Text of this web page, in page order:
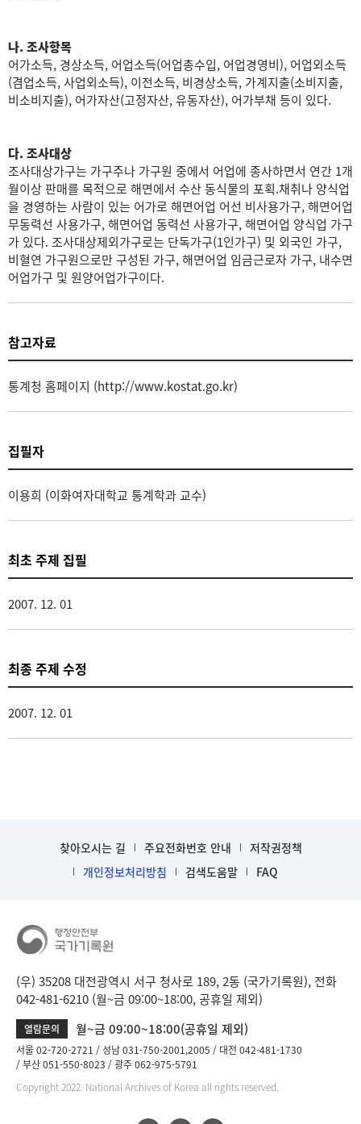
나. 조사항목
어가소득, 경상소득, 어업소득(어업총수입, 어업경영비), 어업외소득
(겸업소득, 사업외소득), 이전소득, 비경상소득, 가계지출(소비지출,
비소비지출), 어가자산(고정자산, 유동자산), 어가부채 등이 있다.
다. 조사대상
조사대상가구는 가구주나 가구원 중에서 어업에 종사하면서 연간 1개
월이상 판매를 목적으로 해면에서 수산 동식물의 포획.채취나 양식업
을 경영하는 사람이 있는 어가로 해면어업 어선 비사용가구, 해면어업
무동력선 사용가구, 해면어업 동력선 사용가구, 해면어업 양식업 가구
가 있다. 조사대상제외가구로는 단독가구(1인가구) 및 외국인 가구,
비혈연 가구원으로만 구성된 가구, 해면어업 임금근로자 가구, 내수면
어업가구 및 원양어업가구이다.
참고자료
통계청 홈페이지 (http://www.kostat.go.kr)
집필자
이용희 (이화여자대학교 통계학과 교수)
최초 주제 집필
2007. 12. 01
최종 주제 수정
2007. 12. 01
찾아오시는 길 주요전화번호 안내
저작권정책
개인정보처리방침
검색도움말 FAQ
(우) 35208 대전광역시 서구 청사로 189, 2동 (국가기록원), 전화
042-481-6210 (월~금 09:00~18:00, 공휴일 제외)
열람문의 월~금 09:00~18:00(공휴일 제외)
서울 02-720-2721 성남 031-750-2001,2005
대전 042-481-1730
부산 051-550-8023
광주 062-975-5791
Copyright 2022. National Archives of Korea all rights reserved.